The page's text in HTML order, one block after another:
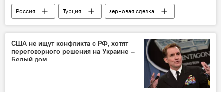
Россия Турция
зерновая сделка
Украина
Анкара
шок
Москва
США не ищут конфликта с РФ, хотят
переговорного решения на Украине –
Белый дом